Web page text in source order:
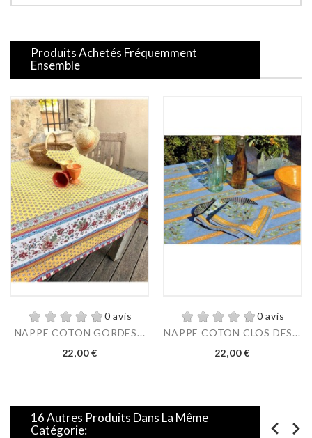
Produits Achetés Fréquemment
Ensemble
0 avis
NAPPE COTON GORDES...
Prix
22,00 €
0 avis
NAPPE COTON CLOS DES...
Prix
22,00 €
16 Autres Produits Dans La Même
Catégorie: